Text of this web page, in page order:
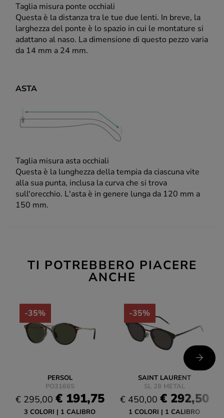
Taglia misura ponte occhiali
Questa è la distanza tra le tue due lenti. In breve, la
larghezza del ponte è lo spazio in cui le montature si
adattano al naso. La dimensione di questo pezzo varia
da 14 mm a 24 mm.
ASTA
Taglia misura asta occhiali
Questa è la lunghezza della tempia da ciascuna vite
alla sua punta, inclusa la curva che si trova
sull'orecchio. L'asta è in genere lunga da 120 mm a
150 mm.
TI POTREBBERO PIACERE
ANCHE
-35%
PERSOL
PO3166S
€ 295,00 € 191,75
3 COLORI 1 CALIBRO
-35%
SAINT LAURENT
SL 28 METAL
€ 450,00 € 292,50
1 COLORI 1 CALIBRO